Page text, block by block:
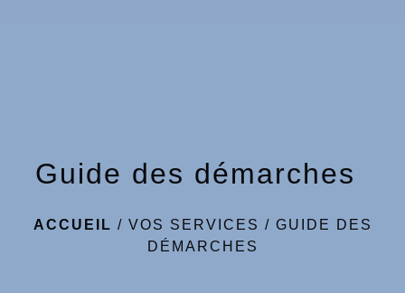
Guide des démarches
ACCUEIL / VOS SERVICES / GUIDE DES
DÉMARCHES